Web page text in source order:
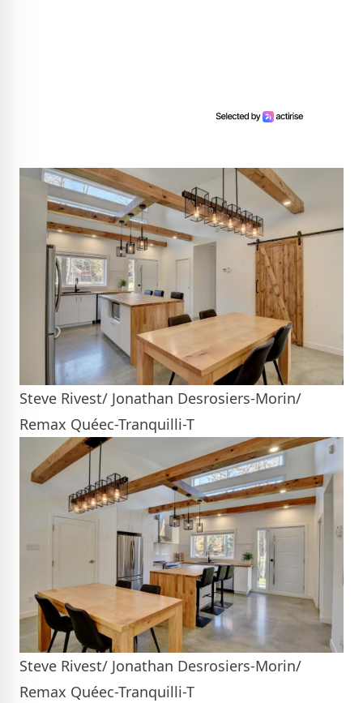
Steve Rivest/ Jonathan Desrosiers-Morin/
Remax Quéec-Tranquilli-T
Steve Rivest/ Jonathan Desrosiers-Morin/
Remax Quéec-Tranquilli-T